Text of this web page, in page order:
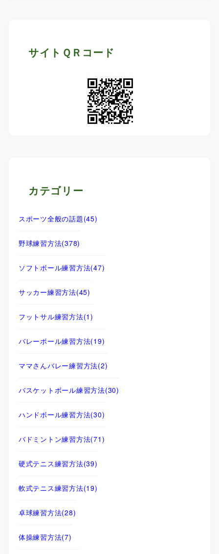
サイトＱＲコード
カテゴリー
スポーツ全般の話題(45)
野球練習方法(378)
ソフトボール練習方法(47)
サッカー練習方法(45)
フットサル練習方法(1)
バレーボール練習方法(19)
ママさんバレー練習方法(2)
バスケットボール練習方法(30)
ハンドボール練習方法(30)
バドミントン練習方法(71)
硬式テニス練習方法(39)
軟式テニス練習方法(19)
卓球練習方法(28)
体操練習方法(7)